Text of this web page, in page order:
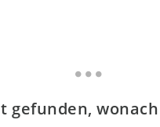
gefunden,